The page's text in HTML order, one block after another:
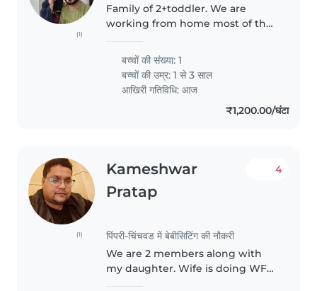
(1)
Family of 2+toddler. We are
working from home most of the
1year 9 month old daughter. The
nanny should be energetic and
young because our daughter is..
बच्चों की संख्या: 1
बच्चों की उम्र:1 से 3 साल
आखिरी गतिविधि: आज
₹1,200.00/घंटा
(1)
Kameshwar
Pratap
पिंपरी-चिंचवड में बेबीसिटिंग की नौकरी
4
We are 2 members along with
my daughter. Wife is doing WFH